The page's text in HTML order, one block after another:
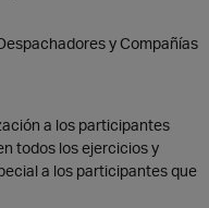
y Compañías
a los participantes
todos los ejercicios y
a los participantes que